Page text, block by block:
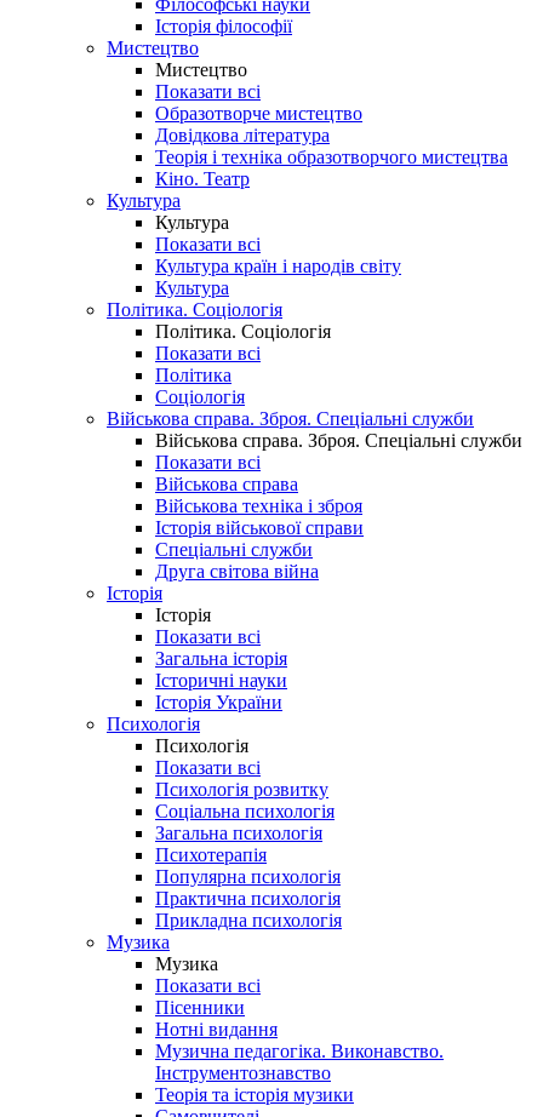
Філософські науки
Історія філософії
Мистецтво
Мистецтво
Показати всі
Образотворче мистецтво
Довідкова література
Теорія і техніка образотворчого мистецтва
Кіно. Театр
Культура
Культура
Показати всі
Культура країн і народів світу
Культура
Політика. Соціологія
Політика. Соціологія
Показати всі
Політика
Соціологія
Військова справа. Зброя. Спеціальні служби
Військова справа. Зброя. Спеціальні служби
Показати всі
Військова справа
Військова техніка і зброя
Історія військової справи
Спеціальні служби
Друга світова війна
Історія
Історія
Показати всі
Загальна історія
Історичні науки
Історія України
Психологія
Психологія
Показати всі
Психологія розвитку
Соціальна психологія
Загальна психологія
Психотерапія
Популярна психологія
Практична психологія
Прикладна психологія
Музика
Музика
Показати всі
Пісенники
Нотні видання
Музична педагогіка. Виконавство.
Інструментознавство
Теорія та історія музики